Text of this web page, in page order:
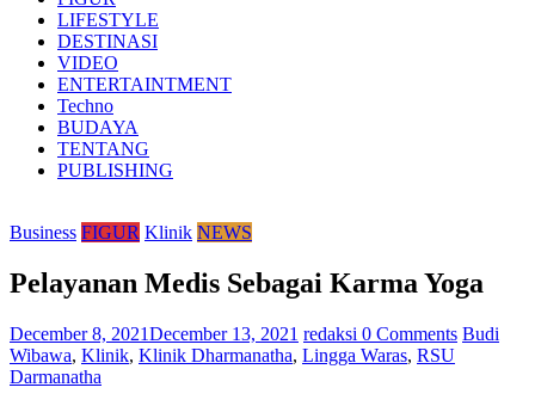
LIFESTYLE
DESTINASI
VIDEO
ENTERTAINTMENT
Techno
BUDAYA
TENTANG
PUBLISHING
Business FIGUR Klinik NEWS
Pelayanan Medis Sebagai Karma Yoga
December 8, 2021December 13, 2021 redaksi 0 Comments Budi
Wibawa, Klinik, Klinik Dharmanatha, Lingga Waras, RSU
Darmanatha